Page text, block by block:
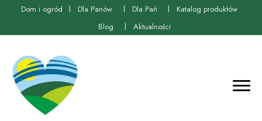
Dom i ogród Dla Panów Dla Pań
Katalog produktów
Blog
Aktualności